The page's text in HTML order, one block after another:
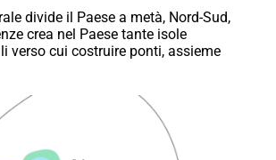
divide il Paese a metà, Nord-Sud,
crea nel Paese tante isole
verso cui costruire ponti, assieme